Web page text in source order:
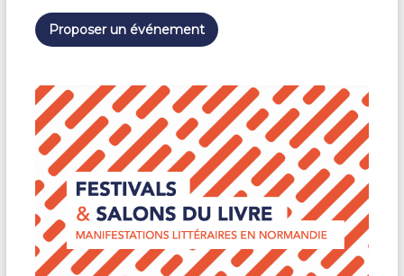
e
z
e
d
a
t
.
Proposer un événement